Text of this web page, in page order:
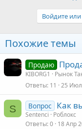
Войдите или
Похожие темы
Продаю
KIBORG1 Рынок
Ответы 11 25
S Вопрос Как
Sentenci
Роблокс
Ответы 0 18 Апр